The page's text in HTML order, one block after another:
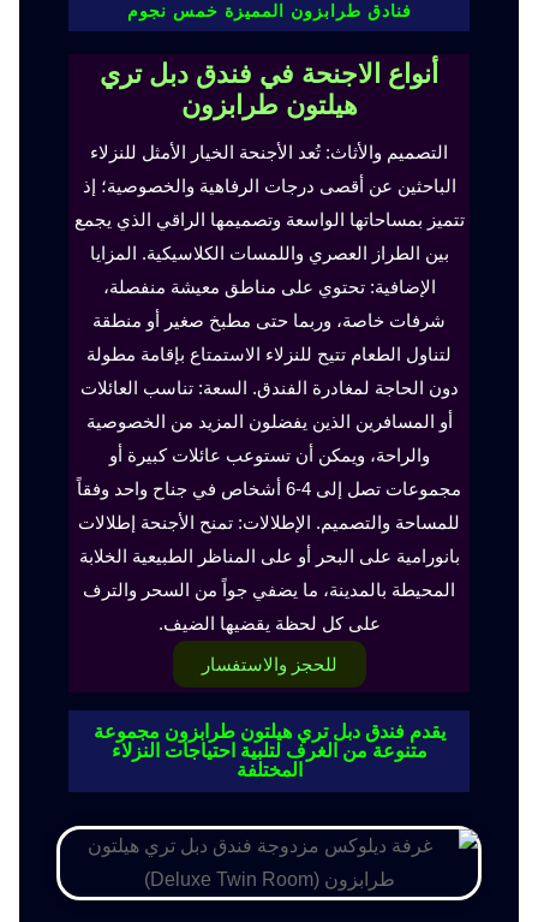
فنادق طرابزون المميزة خمس نجوم
أنواع الاجنحة في فندق دبل تري
هيلتون طرابزون
التصميم والأثاث: تُعد الأجنحة الخيار الأمثل للنزلاء
الباحثين عن أقصى درجات الرفاهية والخصوصية؛ إذ
تتميز بمساحاتها الواسعة وتصميمها الراقي الذي يجمع
بين الطراز العصري واللمسات الكلاسيكية. المزايا
الإضافية: تحتوي على مناطق معيشة منفصلة،
شرفات خاصة، وربما حتى مطبخ صغير أو منطقة
لتناول الطعام تتيح للنزلاء الاستمتاع بإقامة مطولة
دون الحاجة لمغادرة الفندق. السعة: تناسب العائلات
أو المسافرين الذين يفضلون المزيد من الخصوصية
والراحة، ويمكن أن تستوعب عائلات كبيرة أو
مجموعات تصل إلى 4-6 أشخاص في جناح واحد وفقاً
للمساحة والتصميم. الإطلالات: تمنح الأجنحة إطلالات
بانورامية على البحر أو على المناظر الطبيعية الخلابة
المحيطة بالمدينة، ما يضفي جواً من السحر والترف
على كل لحظة يقضيها الضيف.
للحجز والاستفسار
يقدم فندق دبل تري هيلتون طرابزون مجموعة
متنوعة من الغرف لتلبية احتياجات النزلاء
المختلفة